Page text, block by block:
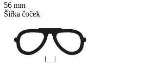
56 mm
Šířka čoček